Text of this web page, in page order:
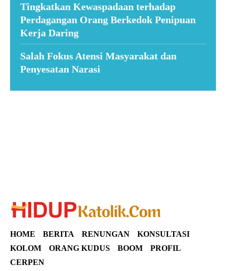
Tingkatkan Kewaspadaan terhadap
Perdagangan Orang Berkedok Penipuan
Kerja Daring
Salah Fokus Atensi Masyarakat dan
Penyesatan Narasi
HOME BERITA RENUNGAN
KONSULTASI
KOLOM
ORANG KUDUS BOOM
PROFIL
CERPEN